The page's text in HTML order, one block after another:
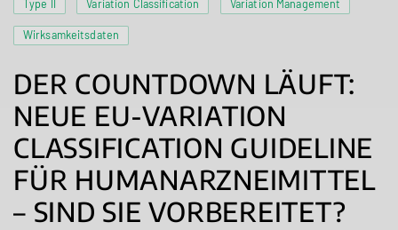
Type II Variation Classification Variation Management
Wirksamkeitsdaten
DER COUNTDOWN LÄUFT:
NEUE EU-VARIATION
CLASSIFICATION GUIDELINE
FÜR HUMANARZNEIMITTEL
– SIND SIE VORBEREITET?